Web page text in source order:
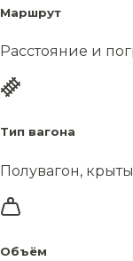
Маршрут
Расстояние и
Тип вагона
Полувагон,
Объём